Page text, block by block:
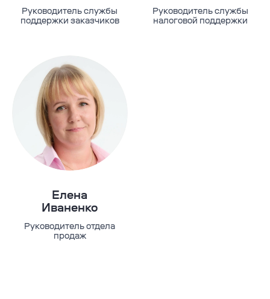
Руководитель службы
поддержки заказчиков
Руководитель службы
налоговой поддержки
Елена
Иваненко
Руководитель отдела
продаж